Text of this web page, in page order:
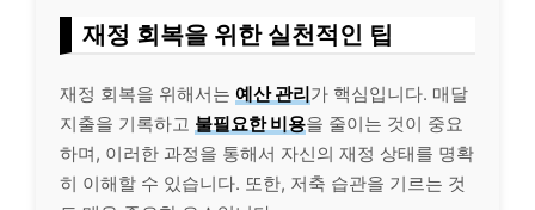
재정 회복을 위한 실천적인 팁
재정 회복을 위해서는 예산 관리가 핵심입니다. 매달
지출을 기록하고 불필요한 비용을 줄이는 것이 중요
하며, 이러한 과정을 통해서 자신의 재정 상태를 명확
히 이해할 수 있습니다. 또한, 저축 습관을 기르는 것